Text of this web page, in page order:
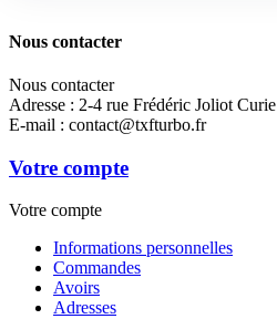
Nous contacter
Nous contacter
Adresse : 2-4 rue Frédéric Joliot Curie
E-mail : contact@txfturbo.fr
Votre compte
Votre compte
Informations personnelles
Commandes
Avoirs
Adresses